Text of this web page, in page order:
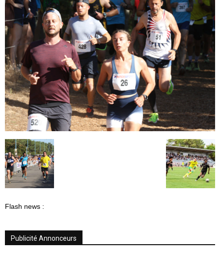
Flash news :
Publicité Annonceurs